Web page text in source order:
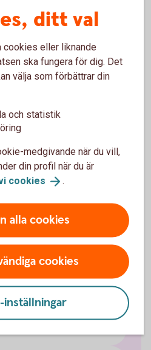
terminer
fonder
ditt val
cookies eller liknande
ska fungera för dig. Det
välja som förbättrar din
och statistik
medgivande när du vill,
din profil när du är
cookies .
alla cookies
cookies
inställningar